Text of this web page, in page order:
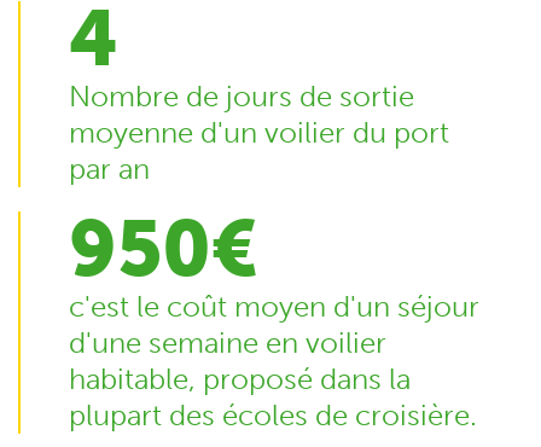
4
Nombre de jours de sortie
moyenne d'un voilier du port
par an
950€
c'est le coût moyen d'un séjour
d'une semaine en voilier
habitable, proposé dans la
plupart des écoles de croisière.